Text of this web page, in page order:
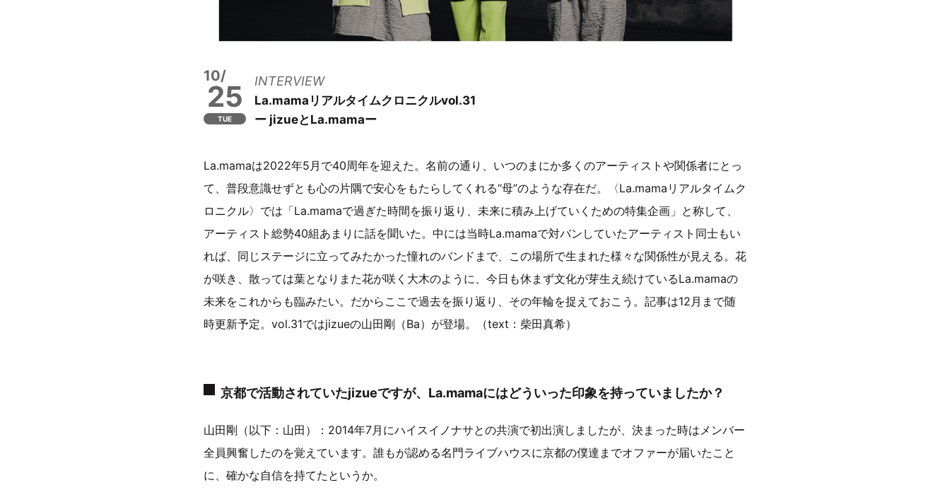
10/
25
TUE
INTERVIEW
La.mamaリアルタイムクロニクルvol.31
ー jizueとLa.mamaー
La.mamaは2022年5月で40周年を迎えた。名前の通り、いつのまにか多くのアーティストや関係者にとっ
て、普段意識せずとも心の片隅で安心をもたらしてくれる“母”のような存在だ。〈La.mamaリアルタイムク
ロニクル〉では「La.mamaで過ぎた時間を振り返り、未来に積み上げていくための特集企画」と称して、
アーティスト総勢40組あまりに話を聞いた。中には当時La.mamaで対バンしていたアーティスト同士もい
れば、同じステージに立ってみたかった憧れのバンドまで、この場所で生まれた様々な関係性が見える。花
が咲き、散っては葉となりまた花が咲く大木のように、今日も休まず文化が芽生え続けているLa.mamaの
未来をこれからも臨みたい。だからここで過去を振り返り、その年輪を捉えておこう。記事は12月まで随
時更新予定。vol.31ではjizueの山田剛（Ba）が登場。（text：柴田真希）
京都で活動されていたjizueですが、La.mamaにはどういった印象を持っていましたか？
山田剛（以下：山田）：2014年7月にハイスイノナサとの共演で初出演しましたが、決まった時はメンバー
全員興奮したのを覚えています。誰もが認める名門ライブハウスに京都の僕達までオファーが届いたこと
に、確かな自信を持てたというか。